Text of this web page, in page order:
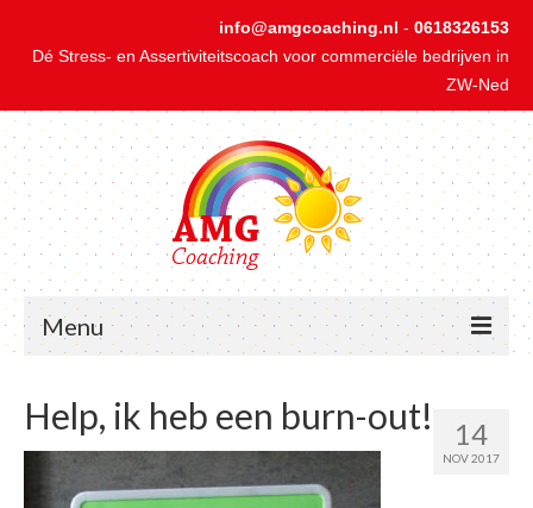
info@amgcoaching.nl - 0618326153
Dé Stress- en Assertiviteitscoach voor commerciële bedrijven in
ZW-Ned
Menu
1-op-1 Coaching bij Stress
1-op-1 Coaching bij Onzekerheid
14
NOV 2017
Help, ik heb een burn-out!